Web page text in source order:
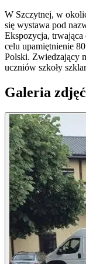
W Szczytnej, w
się wystawa pod
Ekspozycja,
celu upamiętnienie
Polski. Zwiedzający
uczniów szkoły
Galeria zdjęć